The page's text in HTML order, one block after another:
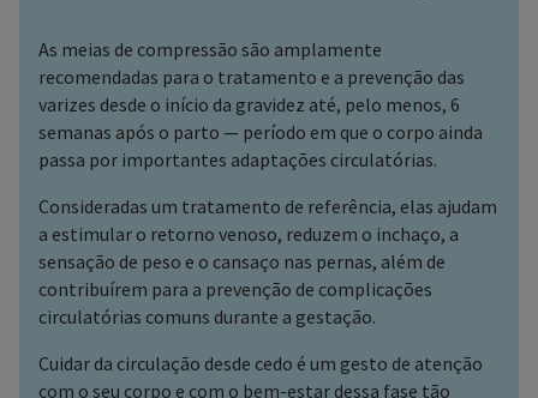
As meias de compressão são amplamente
recomendadas para o tratamento e a prevenção das
varizes desde o início da gravidez até, pelo menos, 6
semanas após o parto — período em que o corpo ainda
passa por importantes adaptações circulatórias.
Consideradas um tratamento de referência, elas ajudam
a estimular o retorno venoso, reduzem o inchaço, a
sensação de peso e o cansaço nas pernas, além de
contribuírem para a prevenção de complicações
circulatórias comuns durante a gestação.
Cuidar da circulação desde cedo é um gesto de atenção
com o seu corpo e com o bem-estar dessa fase tão